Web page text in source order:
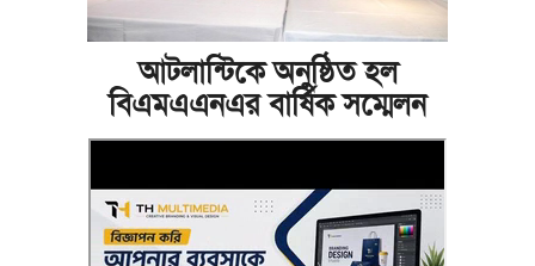
আটলান্টিকে অনুষ্ঠিত হল
বিএমএএনএর বার্ষিক সম্মেলন